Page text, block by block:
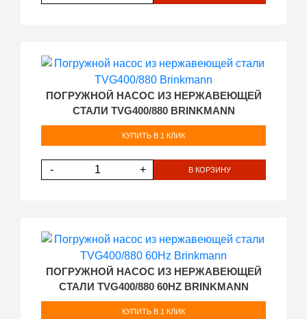
ПОГРУЖНОЙ НАСОС ИЗ НЕРЖАВЕЮЩЕЙ
СТАЛИ TVG400/880 BRINKMANN
КУПИТЬ В 1 КЛИК
- + В КОРЗИНУ
ПОГРУЖНОЙ НАСОС ИЗ НЕРЖАВЕЮЩЕЙ
СТАЛИ TVG400/880 60HZ BRINKMANN
КУПИТЬ В 1 КЛИК